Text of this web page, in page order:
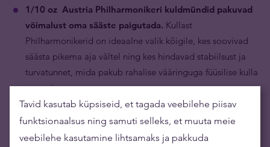
1/10 oz Austria Philharmonikeri kuldmündid pakuvad
võimalust oma sääste paigutada. Kullast
Philharmonikerid on ideaalne valik kõigile, kes soovivad
säästa pikema aja vältel ning kes hindavad stabiilsust ja
turvatunnet, mida pakub rahalise vääringuga füüsilise kulla
omamine.
Tavid kasutab küpsiseid, et tagada veebilehe piisav
funktsionaalsus ning samuti selleks, et muuta meie
veebilehe kasutamine lihtsamaks ja pakkuda